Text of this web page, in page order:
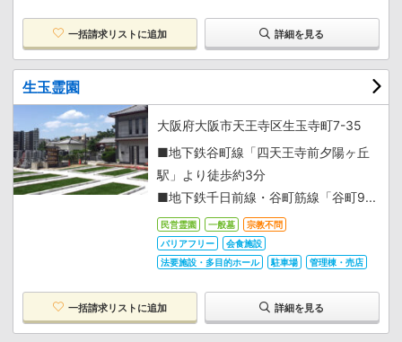
一括請求リストに追加 詳細を見る
生玉霊園
大阪府大阪市天王寺区生玉寺町7-35
■地下鉄谷町線「四天王寺前夕陽ヶ丘
駅」より徒歩約3分
■地下鉄千日前線・谷町筋線「谷町9...
民営霊園 一般墓
宗教不問
バリアフリー
会食施設
法要施設・多目的ホール
駐車場 管理棟・売店
一括請求リストに追加 詳細を見る